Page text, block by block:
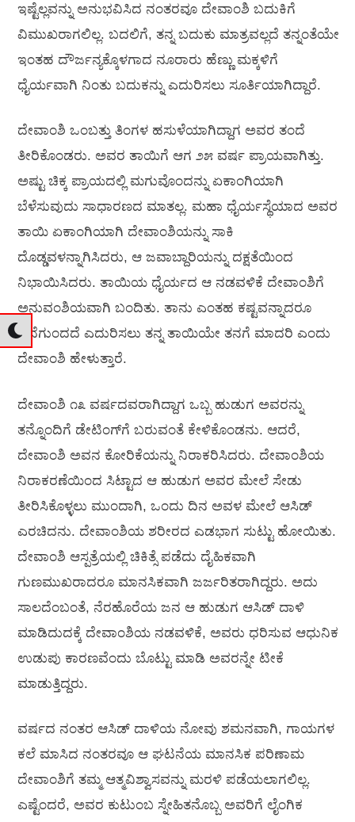
ಇಷ್ಟೆಲ್ಲವನ್ನು ಅನುಭವಿಸಿದ ನಂತರವೂ ದೇವಾಂಶಿ ಬದುಕಿಗೆ
ವಿಮುಖರಾಗಲಿಲ್ಲ. ಬದಲಿಗೆ, ತನ್ನ ಬದುಕು ಮಾತ್ರವಲ್ಲದೆ ತನ್ನಂತೆಯೇ
ಇಂತಹ ದೌರ್ಜನ್ಯಕ್ಕೊಳಗಾದ ನೂರಾರು ಹೆಣ್ಣು ಮಕ್ಕಳಿಗೆ
ಧೈರ್ಯವಾಗಿ ನಿಂತು ಬದುಕನ್ನು ಎದುರಿಸಲು ಸೂರ್ತಿಯಾಗಿದ್ದಾರೆ.
ದೇವಾಂಶಿ ಒಂಬತ್ತು ತಿಂಗಳ ಹಸುಳೆಯಾಗಿದ್ದಾಗ ಅವರ ತಂದೆ
ತೀರಿಕೊಂಡರು. ಅವರ ತಾಯಿಗೆ ಆಗ ೨೫ ವರ್ಷ ಪ್ರಾಯವಾಗಿತ್ತು.
ಅಷ್ಟು ಚಿಕ್ಕ ಪ್ರಾಯದಲ್ಲಿ ಮಗುವೊಂದನ್ನು ಏಕಾಂಗಿಯಾಗಿ
ಬೆಳೆಸುವುದು ಸಾಧಾರಣದ ಮಾತಲ್ಲ. ಮಹಾ ಧೈರ್ಯಸ್ಥೆಯಾದ ಅವರ
ತಾಯಿ ಏಕಾಂಗಿಯಾಗಿ ದೇವಾಂಶಿಯನ್ನು ಸಾಕಿ
ದೊಡ್ಡವಳನ್ನಾಗಿಸಿದರು, ಆ ಜವಾಬ್ದಾರಿಯನ್ನು ದಕ್ಷತೆಯಿಂದ
ನಿಭಾಯಿಸಿದರು. ತಾಯಿಯ ಧೈರ್ಯದ ಆ ನಡವಳಿಕೆ ದೇವಾಂಶಿಗೆ
ಅನುವಂಶಿಯವಾಗಿ ಬಂದಿತು. ತಾನು ಎಂತಹ ಕಷ್ಟವನ್ನಾದರೂ
ಎದೆಗುಂದದೆ ಎದುರಿಸಲು ತನ್ನ ತಾಯಿಯೇ ತನಗೆ ಮಾದರಿ ಎಂದು
ದೇವಾಂಶಿ ಹೇಳುತ್ತಾರೆ.
ದೇವಾಂಶಿ ೧೩ ವರ್ಷದವರಾಗಿದ್ದಾಗ ಒಬ್ಬ ಹುಡುಗ ಅವರನ್ನು
ತನ್ನೊಂದಿಗೆ ಡೇಟಿಂಗ್‌ಗೆ ಬರುವಂತೆ ಕೇಳಿಕೊಂಡನು. ಆದರೆ,
ದೇವಾಂಶಿ ಅವನ ಕೋರಿಕೆಯನ್ನು ನಿರಾಕರಿಸಿದರು. ದೇವಾಂಶಿಯ
ನಿರಾಕರಣೆಯಿಂದ ಸಿಟ್ಟಾದ ಆ ಹುಡುಗ ಅವರ ಮೇಲೆ ಸೇಡು
ತೀರಿಸಿಕೊಳ್ಳಲು ಮುಂದಾಗಿ, ಒಂದು ದಿನ ಅವಳ ಮೇಲೆ ಆಸಿಡ್
ಎರಚಿದನು. ದೇವಾಂಶಿಯ ಶರೀರದ ಎಡಭಾಗ ಸುಟ್ಟು ಹೋಯಿತು.
ದೇವಾಂಶಿ ಆಸ್ಪತ್ರೆಯಲ್ಲಿ ಚಿಕಿತ್ಸೆ ಪಡೆದು ದೈಹಿಕವಾಗಿ
ಗುಣಮುಖರಾದರೂ ಮಾನಸಿಕವಾಗಿ ಜರ್ಜರಿತರಾಗಿದ್ದರು. ಅದು
ಸಾಲದೆಂಬಂತೆ, ನೆರಹೊರೆಯ ಜನ ಆ ಹುಡುಗ ಆಸಿಡ್ ದಾಳಿ
ಮಾಡಿದುದಕ್ಕೆ ದೇವಾಂಶಿಯ ನಡವಳಿಕೆ, ಅವರು ಧರಿಸುವ ಆಧುನಿಕ
ಉಡುಪು ಕಾರಣವೆಂದು ಬೊಟ್ಟು ಮಾಡಿ ಅವರನ್ನೇ ಟೀಕೆ
ಮಾಡುತ್ತಿದ್ದರು.
ವರ್ಷದ ನಂತರ ಆಸಿಡ್ ದಾಳಿಯ ನೋವು ಶಮನವಾಗಿ, ಗಾಯಗಳ
ಕಲೆ ಮಾಸಿದ ನಂತರವೂ ಆ ಘಟನೆಯ ಮಾನಸಿಕ ಪರಿಣಾಮ
ದೇವಾಂಶಿಗೆ ತಮ್ಮ ಆತ್ಮವಿಶ್ವಾಸವನ್ನು ಮರಳಿ ಪಡೆಯಲಾಗಲಿಲ್ಲ.
ಎಷ್ಟೆಂದರೆ, ಅವರ ಕುಟುಂಬ ಸ್ನೇಹಿತನೊಬ್ಬ ಅವರಿಗೆ ಲೈಂಗಿಕ